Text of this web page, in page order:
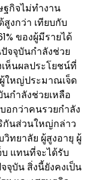
กิจไม่ทำงาน
งกว่า เทียบกับ
ของผู้มีรายได้
จจุบันกำลังช่วย
ห็นผลประโยชน์ที่
ใหญ่ประมาณเจ็ด
กำลังช่วยเหลือ
อกว่าคนรวยกำลัง
กันส่วนใหญ่กล่าว
ทยาลัย ผู้สูงอายุ ผู้
บ แทนที่จะได้รับ
จุบัน สิ่งนี้ยังคงเป็น